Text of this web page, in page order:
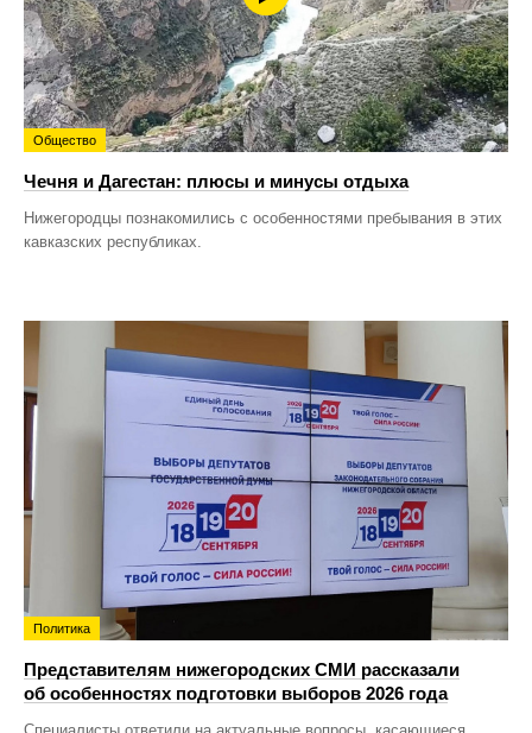
Общество
Чечня и Дагестан: плюсы и минусы отдыха
Нижегородцы познакомились с особенностями пребывания в этих
кавказских республиках.
Политика
Представителям нижегородских СМИ рассказали
об особенностях подготовки выборов 2026 года